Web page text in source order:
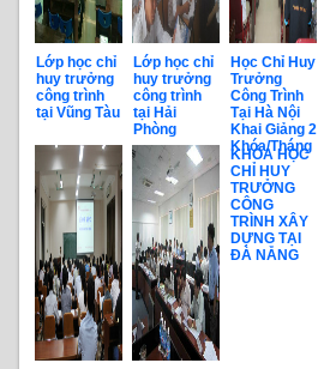
Lớp học chỉ
huy trưởng
công trình
tại Vũng Tàu
Lớp học chỉ
huy trưởng
công trình
tại Hải
Phòng
Học Chỉ Huy
Trưởng
Công Trình
Tại Hà Nội
Khai Giảng 2
Khóa/Tháng
KHÓA HỌC
CHỈ HUY
TRƯỞNG
CÔNG
TRÌNH XÂY
DỰNG TẠI
ĐÀ NẴNG